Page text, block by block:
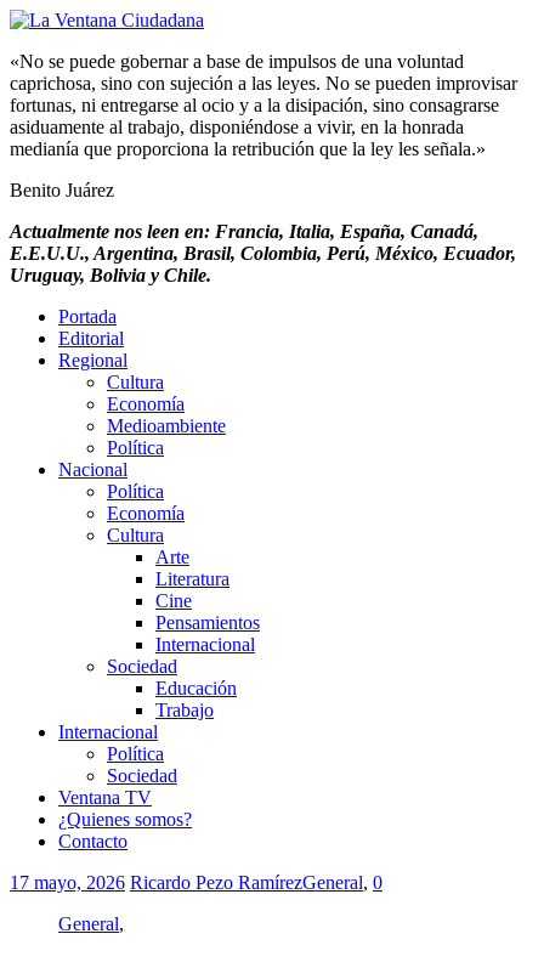
«No se puede gobernar a base de impulsos de una voluntad
caprichosa, sino con sujeción a las leyes. No se pueden improvisar
fortunas, ni entregarse al ocio y a la disipación, sino consagrarse
asiduamente al trabajo, disponiéndose a vivir, en la honrada
medianía que proporciona la retribución que la ley les señala.»
Benito Juárez
Actualmente nos leen en: Francia, Italia, España, Canadá,
E.E.U.U., Argentina, Brasil, Colombia, Perú, México, Ecuador,
Uruguay, Bolivia y Chile.
Portada
Editorial
Regional
Cultura
Economía
Medioambiente
Política
Nacional
Política
Economía
Cultura
Arte
Literatura
Cine
Pensamientos
Internacional
Sociedad
Educación
Trabajo
Internacional
Política
Sociedad
Ventana TV
¿Quienes somos?
Contacto
17 mayo, 2026 Ricardo Pezo RamírezGeneral, 0
General,